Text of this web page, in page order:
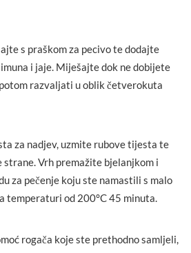
s praškom za pecivo te dodajte
i jaje. Miješajte dok ne dobijete
razvaljati u oblik četverokuta
za nadjev, uzmite rubove tijesta te
strane. Vrh premažite bjelanjkom i
za pečenje koju ste namastili s malo
temperaturi od 200°C 45 minuta.
rogača koje ste prethodno samljeli,